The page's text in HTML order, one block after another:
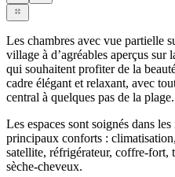
Les chambres avec vue partielle
village à d’agréables aperçus
qui souhaitent profiter de la
cadre élégant et relaxant, avec
central à quelques pas de la plage.
Les espaces sont soignés dans
principaux conforts :
satellite, réfrigérateur, coffre-fort,
sèche-cheveux.